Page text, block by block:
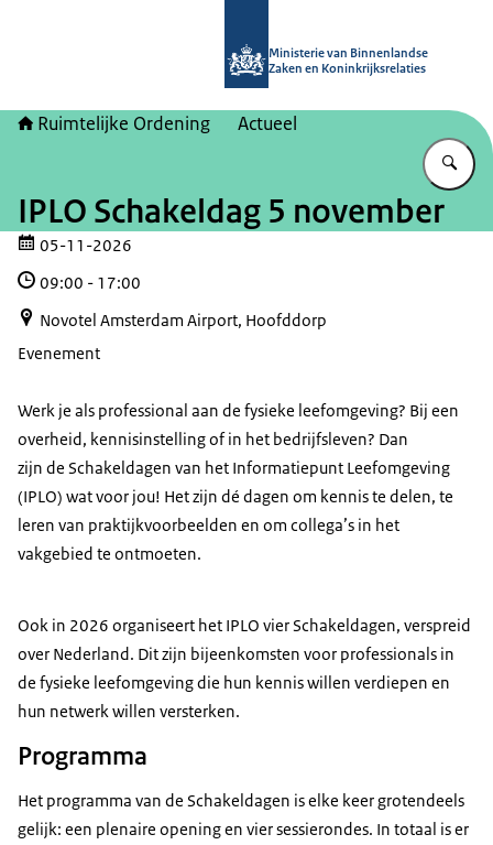
Ministerie van Binnenlandse
Zaken en Koninkrijksrelaties
Ruimtelijke Ordening Actueel
IPLO Schakeldag 5 november
05-11-2026
09:00 - 17:00
Novotel Amsterdam Airport, Hoofddorp
Evenement
Werk je als professional aan de fysieke leefomgeving? Bij een
overheid, kennisinstelling of in het bedrijfsleven? Dan
zijn de Schakeldagen van het Informatiepunt Leefomgeving
(IPLO) wat voor jou! Het zijn dé dagen om kennis te delen, te
leren van praktijkvoorbeelden en om collega’s in het
vakgebied te ontmoeten.
Ook in 2026 organiseert het IPLO vier Schakeldagen, verspreid
over Nederland. Dit zijn bijeenkomsten voor professionals in
de fysieke leefomgeving die hun kennis willen verdiepen en
hun netwerk willen versterken.
Programma
Het programma van de Schakeldagen is elke keer grotendeels
gelijk: een plenaire opening en vier sessierondes. In totaal is er